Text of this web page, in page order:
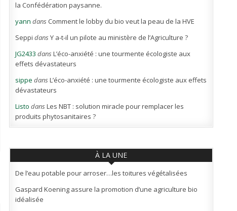
la Confédération paysanne.
yann dans Comment le lobby du bio veut la peau de la HVE
Seppi dansY a-t-il un pilote au ministère de l’Agriculture ?
JG2433 dansL’éco-anxiété : une tourmente écologiste aux
effets dévastateurs
sippe dansL’éco-anxiété : une tourmente écologiste aux effets
dévastateurs
Listo dansLes NBT : solution miracle pour remplacer les
produits phytosanitaires ?
À LA UNE
De l’eau potable pour arroser…les toitures végétalisées
Gaspard Koening assure la promotion d’une agriculture bio
idéalisée